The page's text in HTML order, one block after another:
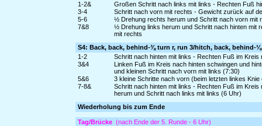
1-2&
Großen Schritt nach links mit links - Rechten Fuß
3-4
Schritt nach vorn mit rechts - Gewicht zurück auf
5-6
½ Drehung rechts herum und Schritt nach vorn mit
7&8
½ Drehung links herum und Schritt nach hinten mit
mit rechts
S4: Back, back, behind-⅜ turn r, run 3/hitch, back, behind-
1-2
Schritt nach hinten mit links - Rechten Fuß im
3&4
Linken Fuß im Kreis nach hinten schwingen und
und kleinen Schritt nach vorn mit links (7:30)
5&6
3 kleine Schritte nach vorn (beim letzten linkes
7-8&
Schritt nach hinten mit links - Rechten Fuß im
herum und Schritt nach links mit links (6 Uhr)
Wiederholung bis zum Ende
Tag/Brücke (nach Ende der 5. Runde - 6 Uhr)